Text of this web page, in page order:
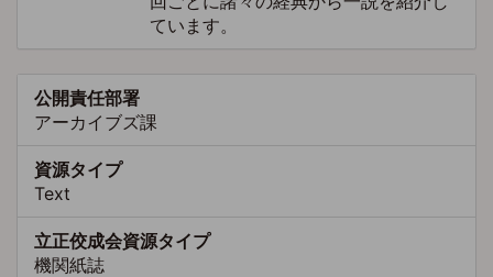
ています。
公開責任部署
アーカイブズ課
資源タイプ
Text
立正佼成会資源タイプ
機関紙誌